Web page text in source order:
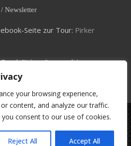
your browsing experience,
content, and analyze our traffic.
you consent to our use of cookies.
Reject All Accept All
Newsletter
Seite zur Tour: Pirker
Feed:Pirker Grenzerfahrung
VC Concordia Pirk e.V.
Datenschutz